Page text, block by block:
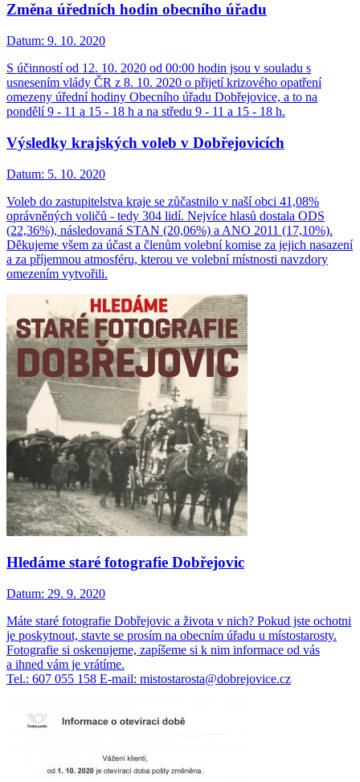
Změna úředních hodin obecního úřadu
Datum: 9. 10. 2020
S účinností od 12. 10. 2020 od 00:00 hodin jsou v souladu s
usnesením vlády ČR z 8. 10. 2020 o přijetí krizového opatření
omezeny úřední hodiny Obecního úřadu Dobřejovice, a to na
pondělí 9 - 11 a 15 - 18 h a na středu 9 - 11 a 15 - 18 h.
Výsledky krajských voleb v Dobřejovicích
Datum: 5. 10. 2020
Voleb do zastupitelstva kraje se zůčastnilo v naší obci 41,08%
oprávněných voličů - tedy 304 lidí. Nejvíce hlasů dostala ODS
(22,36%), následovaná STAN (20,06%) a ANO 2011 (17,10%).
Děkujeme všem za účast a členům volební komise za jejich nasazení
a za příjemnou atmosféru, kterou ve volební místnosti navzdory
omezením vytvořili.
Hledáme staré fotografie Dobřejovic
Datum: 29. 9. 2020
Máte staré fotografie Dobřejovic a života v nich? Pokud jste ochotni
je poskytnout, stavte se prosím na obecním úřadu u místostarosty.
Fotografie si oskenujeme, zapíšeme si k nim informace od vás
a ihned vám je vrátíme.
Tel.: 607 055 158 E-mail: mistostarosta@dobrejovice.cz